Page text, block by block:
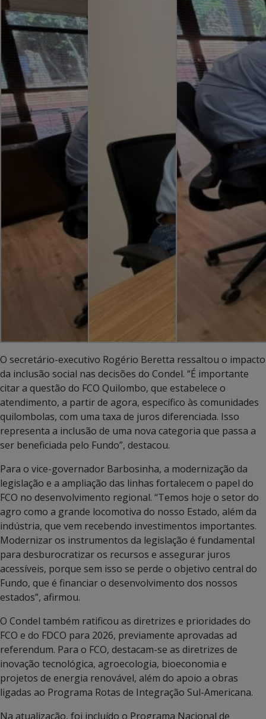
O secretário-executivo Rogério Beretta ressaltou o impacto
da inclusão social nas decisões do Condel. “É importante
citar a questão do FCO Quilombo, que estabelece o
atendimento, a partir de agora, específico às comunidades
quilombolas, com uma taxa de juros diferenciada. Isso
representa a inclusão de uma nova categoria que passa a
ser beneficiada pelo Fundo”, destacou.
Para o vice-governador Barbosinha, a modernização da
legislação e a ampliação das linhas fortalecem o papel do
FCO no desenvolvimento regional. “Temos hoje o setor do
agro como a grande locomotiva do nosso Estado, além da
indústria, que vem recebendo investimentos importantes.
Modernizar os instrumentos da legislação é fundamental
para desburocratizar os recursos e assegurar juros
acessíveis, porque sem isso se perde o objetivo central do
Fundo, que é financiar o desenvolvimento dos nossos
estados”, afirmou.
O Condel também ratificou as diretrizes e prioridades do
FCO e do FDCO para 2026, previamente aprovadas ad
referendum. Para o FCO, destacam-se as diretrizes de
inovação tecnológica, agroecologia, bioeconomia e
projetos de energia renovável, além do apoio a obras
ligadas ao Programa Rotas de Integração Sul-Americana.
Na atualização, foi incluído o Programa Nacional de